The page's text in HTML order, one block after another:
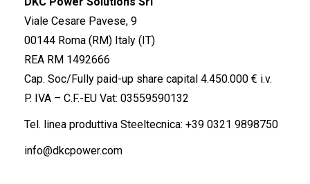
Viale Cesare Pavese, 9
00144 Roma (RM) Italy (IT)
REA RM 1492666
Cap. Soc/Fully paid-up share capital 4.450.000 € i.v.
P. IVA – C.F.-EU Vat: 03559590132
Tel. linea produttiva Steeltecnica: +39 0321 9898750
info@dkcpower.com